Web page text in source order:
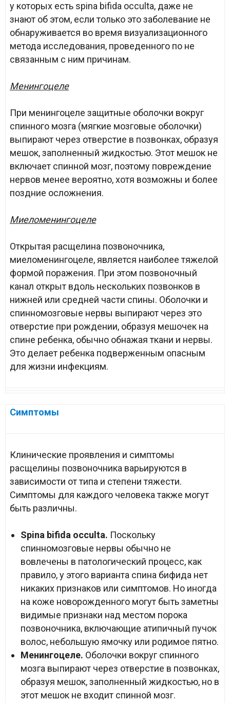
у которых есть spina bifida occulta, даже не
знают об этом, если только это заболевание не
обнаруживается во время визуализационного
метода исследования, проведенного по не
связанным с ним причинам.
Менингоцеле
При менингоцеле защитные оболочки вокруг
спинного мозга (мягкие мозговые оболочки)
выпирают через отверстие в позвонках, образуя
мешок, заполненный жидкостью. Этот мешок не
включает спинной мозг, поэтому повреждение
нервов менее вероятно, хотя возможны и более
поздние осложнения.
Миеломенингоцеле
Открытая расщелина позвоночника,
миеломенингоцеле, является наиболее тяжелой
формой поражения. При этом позвоночный
канал открыт вдоль нескольких позвонков в
нижней или средней части спины. Оболочки и
спинномозговые нервы выпирают через это
отверстие при рождении, образуя мешочек на
спине ребенка, обычно обнажая ткани и нервы.
Это делает ребенка подверженным опасным
для жизни инфекциям.
Симптомы
Клинические проявления и симптомы
расщелины позвоночника варьируются в
зависимости от типа и степени тяжести.
Симптомы для каждого человека также могут
быть различны.
Spina bifida occulta. Поскольку
спинномозговые нервы обычно не
вовлечены в патологический процесс, как
правило, у этого варианта спина бифида нет
никаких признаков или симптомов. Но иногда
на коже новорожденного могут быть заметны
видимые признаки над местом порока
позвоночника, включающие атипичный пучок
волос, небольшую ямочку или родимое пятно.
Менингоцеле. Оболочки вокруг спинного
мозга выпирают через отверстие в позвонках,
образуя мешок, заполненный жидкостью, но в
этот мешок не входит спинной мозг.